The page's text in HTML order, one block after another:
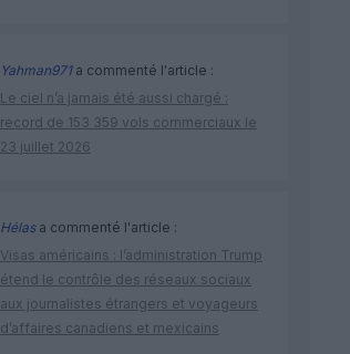
Yahman971a commenté l'article :
Le ciel n’a jamais été aussi chargé :
record de 153 359 vols commerciaux le
23 juillet 2026
Hélasa commenté l'article :
Visas américains : l’administration Trump
étend le contrôle des réseaux sociaux
aux journalistes étrangers et voyageurs
d’affaires canadiens et mexicains